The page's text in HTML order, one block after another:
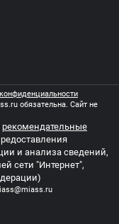
обязательна. Сайт не
рекомендательные
и анализа сведений,
сети "Интернет",